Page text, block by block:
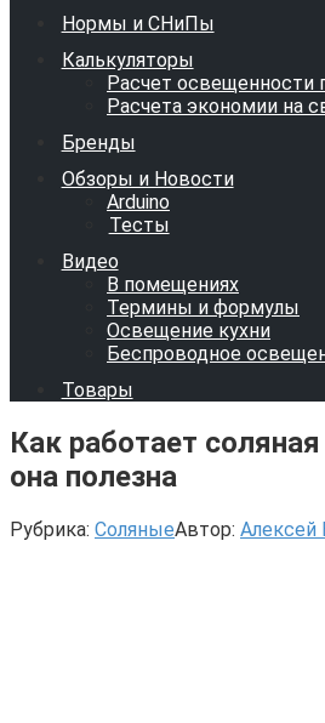
Нормы и СНиПы
Калькуляторы
Расчет освещенности
Расчета экономии на
Бренды
Обзоры и Новости
Arduino
Тесты
Видео
В помещениях
Термины и формулы
Освещение кухни
Беспроводное
Товары
Как работает
она полезна
Рубрика: СоляныеАвтор: Алексей